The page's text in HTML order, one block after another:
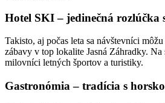
Hotel SKI – jedinečná rozlúčka
Takisto, aj počas leta sa návštevníci
zábavy v top lokalite Jasná Záhradky.
milovníci letných športov a turistiky.
Gastronómia – tradícia s